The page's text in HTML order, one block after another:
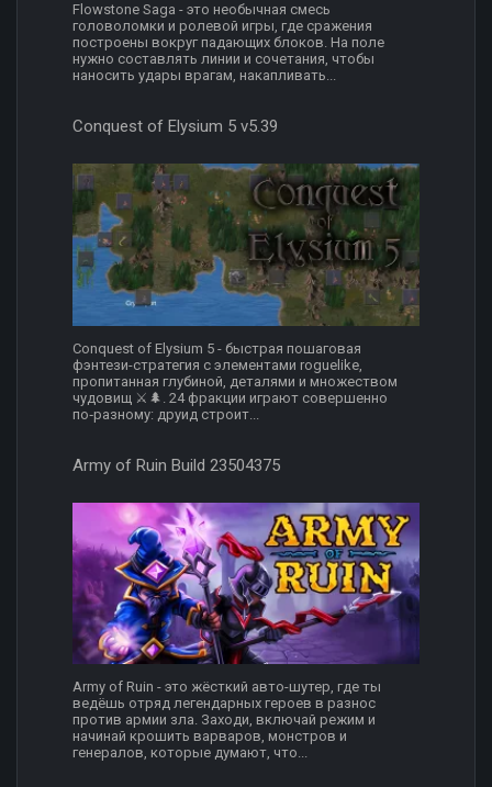
Flowstone Saga - это необычная смесь
головоломки и ролевой игры, где сражения
построены вокруг падающих блоков. На поле
нужно составлять линии и сочетания, чтобы
наносить удары врагам, накапливать...
Conquest of Elysium 5 v5.39
Conquest of Elysium 5 - быстрая пошаговая
фэнтези-стратегия с элементами roguelike,
пропитанная глубиной, деталями и множеством
чудовищ ⚔️🌲. 24 фракции играют совершенно
по‑разному: друид строит...
Army of Ruin Build 23504375
Army of Ruin - это жёсткий авто-шутер, где ты
ведёшь отряд легендарных героев в разнос
против армии зла. Заходи, включай режим и
начинай крошить варваров, монстров и
генералов, которые думают, что...